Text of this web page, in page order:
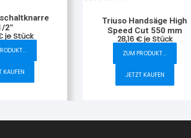
2″
je Stück
KAUFEN
Triuso Handsäge High
Speed Cut 550 mm
28,16€ je Stück
ZUM PRODUKT...
JETZT KAUFEN